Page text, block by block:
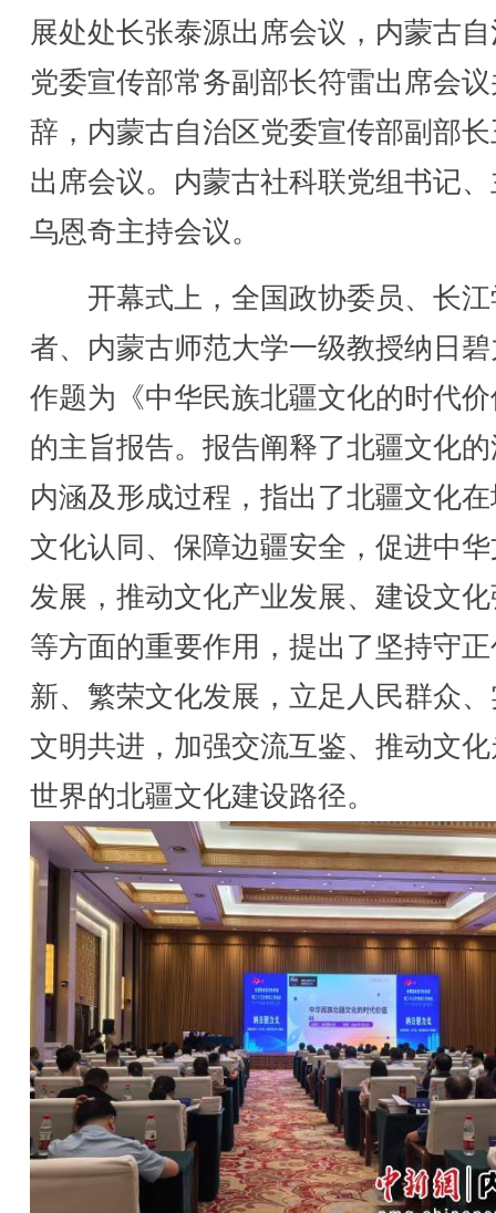
展处处长张泰源出席会议，内蒙古
党委宣传部常务副部长符雷出席会
辞，内蒙古自治区党委宣传部副部
出席会议。内蒙古社科联党组书记
乌恩奇主持会议。
开幕式上，全国政协委员、长江
者、内蒙古师范大学一级教授纳日
作题为《中华民族北疆文化的时代
的主旨报告。报告阐释了北疆文化
内涵及形成过程，指出了北疆文化
文化认同、保障边疆安全，促进中
发展，推动文化产业发展、建设文
等方面的重要作用，提出了坚持守
新、繁荣文化发展，立足人民群众
文明共进，加强交流互鉴、推动文
世界的北疆文化建设路径。